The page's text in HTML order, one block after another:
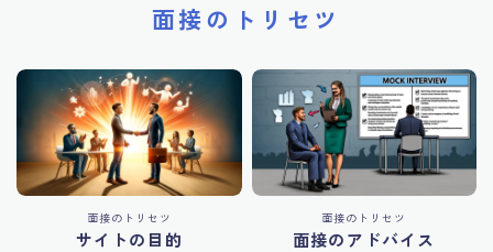
面接のトリセツ
面接のトリセツ
サイトの目的
面接のトリセツ
面接のアドバイス